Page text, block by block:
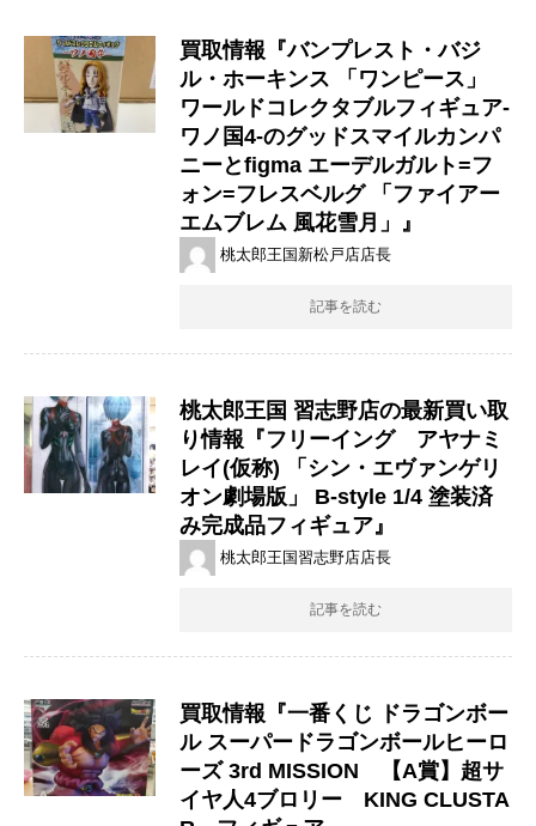
買取情報『バンプレスト・バジ
ル・ホーキンス ​「ワンピース」 ​
ワールドコレクタブルフィギュア-
ワノ国4-のグッドスマイルカンパ
ニーとfigma ​エーデルガルト=フ
ォン=フレスベルグ ​「ファイアー
エムブレム ​風花雪月」』
桃太郎王国新松戸店店長
記事を読む
桃太郎王国 習志野店の最新買い取
り情報『フリーイング アヤナミ
レイ(仮称) ​「シン・エヴァンゲリ
オン劇場版」 ​B-style ​1/4 ​塗装済
み完成品フィギュア』
桃太郎王国習志野店店長
記事を読む
買取情報『一番くじ ​ドラゴンボー
ル ​スーパードラゴンボールヒーロ
ーズ ​3rd ​MISSION 【A賞】超サ
イヤ人4ブロリー ​KING ​CLUSTA